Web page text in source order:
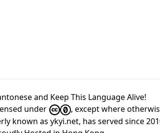
and Keep This Language Alive!
under
, except where
known as ykyi.net, has served since